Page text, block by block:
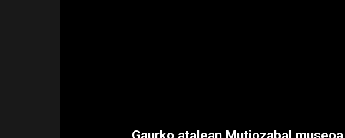
Gaurko atalean Mutiozabal